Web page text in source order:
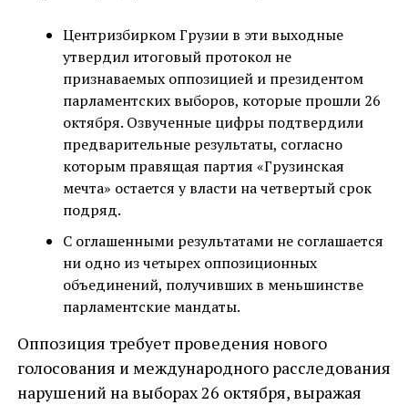
Центризбирком Грузии в эти выходные
утвердил итоговый протокол не
признаваемых оппозицией и президентом
парламентских выборов, которые прошли 26
октября. Озвученные цифры подтвердили
предварительные результаты, согласно
которым правящая партия «Грузинская
мечта» остается у власти на четвертый срок
подряд.
С оглашенными результатами не соглашается
ни одно из четырех оппозиционных
объединений, получивших в меньшинстве
парламентские мандаты.
Оппозиция требует проведения нового
голосования и международного расследования
нарушений на выборах 26 октября, выражая